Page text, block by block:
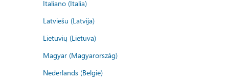
Italiano (Italia)
Latviešu (Latvija)
Lietuvių (Lietuva)
Magyar (Magyarország)
Nederlands (België)